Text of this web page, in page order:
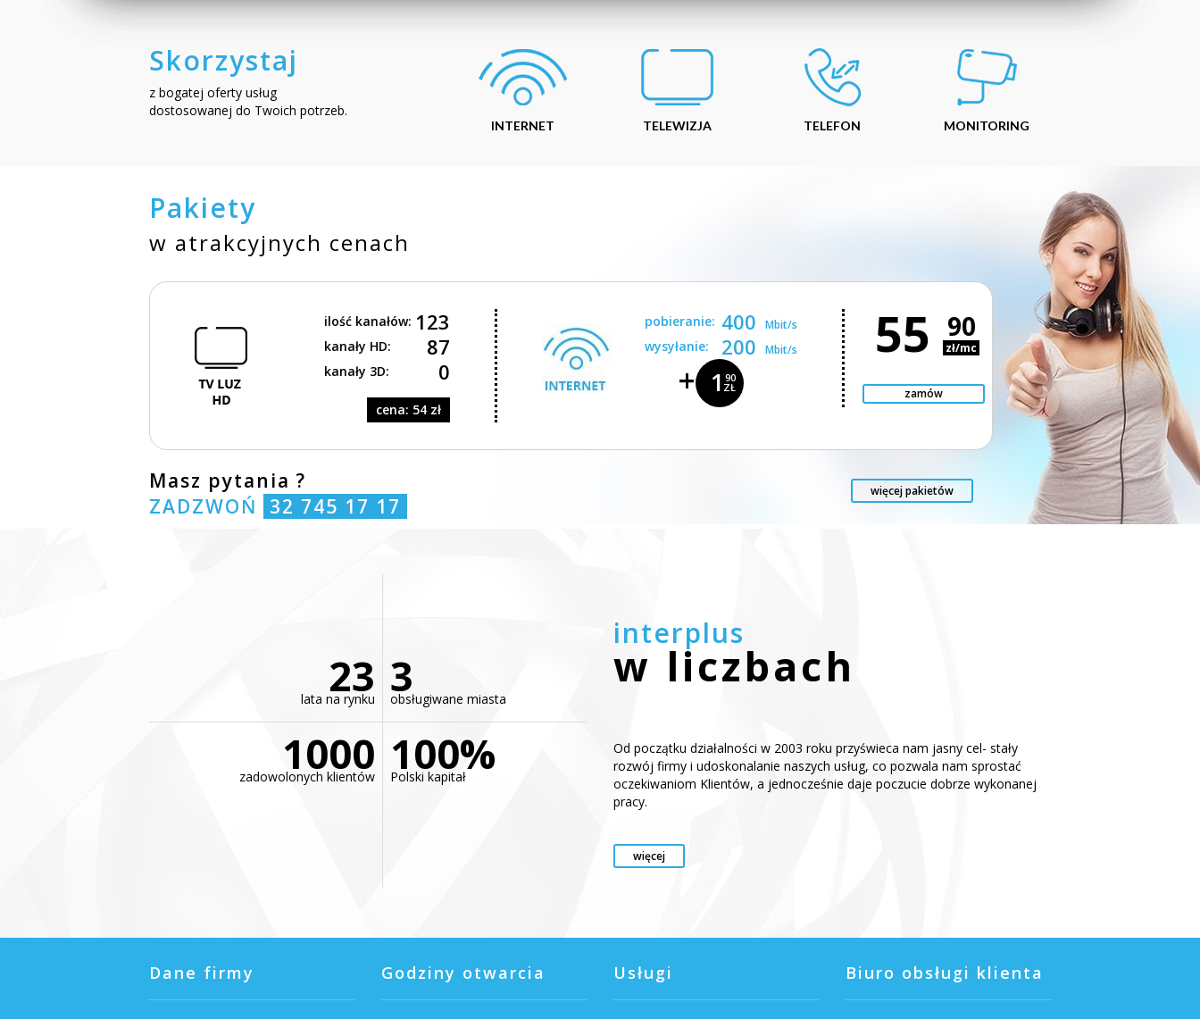
Skorzystaj
z bogatej oferty usług
dostosowanej do Twoich potrzeb.
INTERNET TELEWIZJA TELEFON MONITORING
Pakiety
w atrakcyjnych cenach
ilość kanałów: 123
kanały HD: 87
kanały 3D: 0
cena: 54 zł
pobieranie: 400 Mbit/s
wysyłanie: 200 Mbit/s
+ 1 90
ZŁ
55 90
zł/mc
zamów
Masz pytania ?
ZADZWOŃ
32 745 17 17
więcej pakietów
23
lata na rynku 3
obsługiwane miasta
1000
zadowolonych klientów 100%
Polski kapitał
interplus
w liczbach
Od początku działalności w 2003 roku przyświeca nam jasny cel- stały
rozwój firmy i udoskonalanie naszych usług, co pozwala nam sprostać
oczekiwaniom Klientów, a jednocześnie daje poczucie dobrze wykonanej
pracy.
więcej
Dane firmy Godziny otwarcia Usługi Biuro obsługi klienta